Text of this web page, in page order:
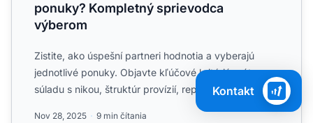
ponuky? Kompletný sprievodca
výberom
Zistite, ako úspešní partneri hodnotia a vyberajú
jednotlivé ponuky. Objavte kľúčové kritériá vrátane
súladu s nikou, štruktúr provízií, reputácie
Nov 28, 2025 9 min čítania
Kontakt